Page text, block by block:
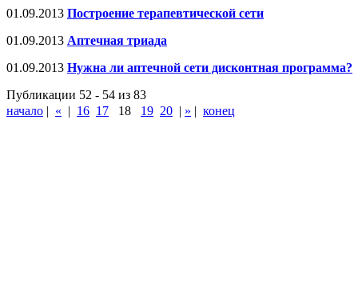
01.09.2013 Построение терапевтической сети
01.09.2013 Аптечная триада
01.09.2013 Нужна ли аптечной сети дисконтная программа?
Публикации 52 - 54 из 83
начало | « | 16 17 18 19 20 | » | конец